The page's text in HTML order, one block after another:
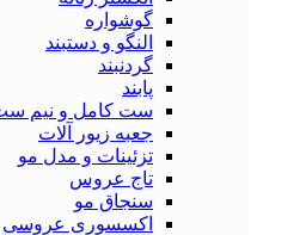
گوشواره
النگو و دستبند
گردنبند
پابند
ست کامل و نیم
جعبه زیور آلات
تزئینات و مدل مو
تاج عروس
سنجاق مو
اکسسوری عروسی